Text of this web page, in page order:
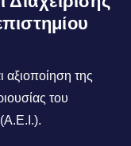
αξιοποίηση της
του